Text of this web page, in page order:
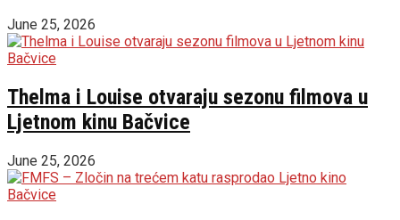
June 25, 2026
Thelma i Louise otvaraju sezonu filmova u
Ljetnom kinu Bačvice
June 25, 2026